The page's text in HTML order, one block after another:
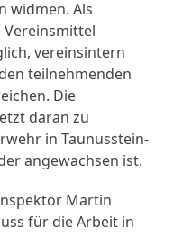
widmen. Als
Vereinsmittel
vereinsintern
teilnehmenden
Die
daran zu
in Taunusstein-
angewachsen ist.
Martin
für die Arbeit in